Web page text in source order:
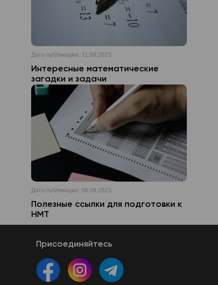
Дата публикации: 31.08.2023
Интересные математические
загадки и задачи
Дата публикации: 08.09.2023
Полезные ссылки для подготовки к
НМТ
Присоединяйтесь